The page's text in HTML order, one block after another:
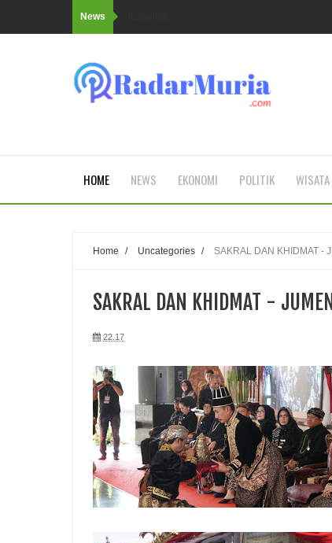
News
HOME NEWS EKONOMI POLITIK WISATA
Home / Uncategories / SAKRAL DAN KHIDMAT -
SAKRAL DAN KHIDMAT -
22.17